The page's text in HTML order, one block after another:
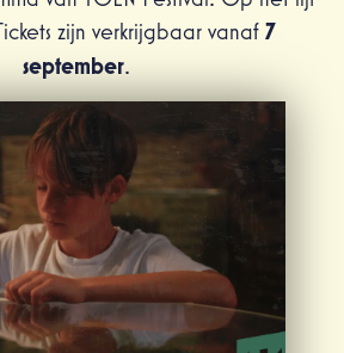
zijn verkrijgbaar vanaf 7
september.